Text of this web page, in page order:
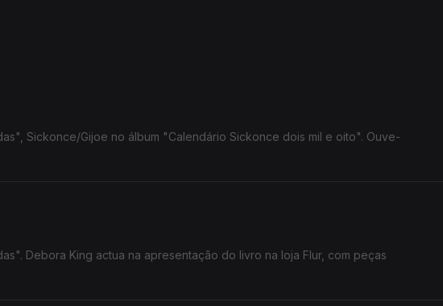
Sickonce/Gijoe no álbum "Calendário Sickonce dois mil e oito". Ouve-
Debora King actua na apresentação do livro na loja Flur, com peças